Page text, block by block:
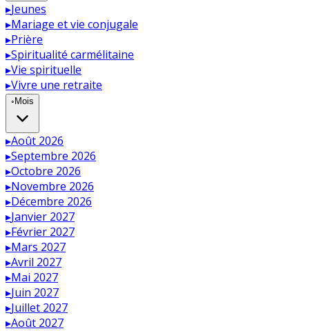
▸Jeunes
▸Mariage et vie conjugale
▸Prière
▸Spiritualité carmélitaine
▸Vie spirituelle
▸Vivre une retraite
◦ Mois
▸Août 2026
▸Septembre 2026
▸Octobre 2026
▸Novembre 2026
▸Décembre 2026
▸Janvier 2027
▸Février 2027
▸Mars 2027
▸Avril 2027
▸Mai 2027
▸Juin 2027
▸Juillet 2027
▸Août 2027